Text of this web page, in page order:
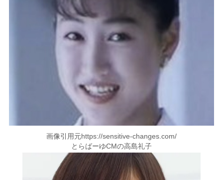
画像引用元https://sensitive-changes.com/
とらばーゆCMの高島礼子